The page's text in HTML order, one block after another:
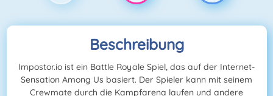
Beschreibung
Impostor.io ist ein Battle Royale Spiel, das auf der Internet-
Sensation Among Us basiert. Der Spieler kann mit seinem
Crewmate durch die Kampfarena laufen und andere